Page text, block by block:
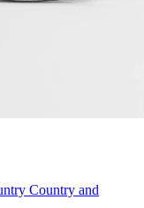
Country and